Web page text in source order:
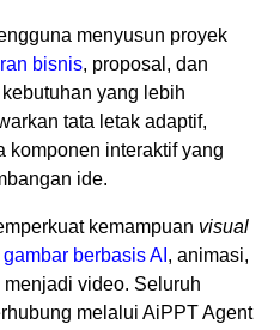
menyusun proyek
bisnis, proposal, dan
yang lebih
tata letak adaptif,
komponen interaktif yang
ide.
kemampuan visual
gambar berbasis AI , animasi,
video. Seluruh
melalui AiPPT Agent